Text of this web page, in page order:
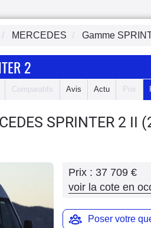
MERCEDES Gamme
2
Comparatifs Avis Actu Prix
SPRINTER 2 II
Prix : 37 709 €
voir la cote en
Poser votre